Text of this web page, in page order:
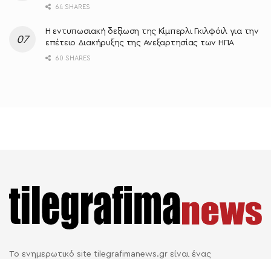
64 SHARES
Η εντυπωσιακή δεξίωση της Κίμπερλι Γκιλφόιλ για την
επέτειο Διακήρυξης της Ανεξαρτησίας των ΗΠΑ
60 SHARES
Το ενημερωτικό site tilegrafimanews.gr είναι ένας